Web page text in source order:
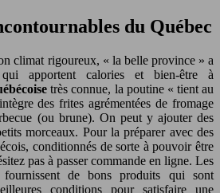
du Québec
climat rigoureux, « la belle province » a
apportent calories et bien-être à
très connue, la poutine « tient au
des frites agrémentées de fromage
(ou brune). On peut y ajouter des
morceaux. Pour la préparer avec des
conditionnés de sorte à pouvoir être
pas à passer commande en ligne. Les
fournissent de bons produits qui sont
conditions pour satisfaire une